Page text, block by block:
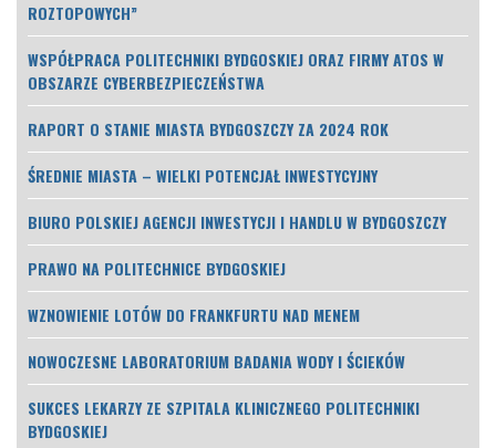
ROZTOPOWYCH”
WSPÓŁPRACA POLITECHNIKI BYDGOSKIEJ ORAZ FIRMY ATOS W
OBSZARZE CYBERBEZPIECZEŃSTWA
RAPORT O STANIE MIASTA BYDGOSZCZY ZA 2024 ROK
ŚREDNIE MIASTA – WIELKI POTENCJAŁ INWESTYCYJNY
BIURO POLSKIEJ AGENCJI INWESTYCJI I HANDLU W BYDGOSZCZY
PRAWO NA POLITECHNICE BYDGOSKIEJ
WZNOWIENIE LOTÓW DO FRANKFURTU NAD MENEM
NOWOCZESNE LABORATORIUM BADANIA WODY I ŚCIEKÓW
SUKCES LEKARZY ZE SZPITALA KLINICZNEGO POLITECHNIKI
BYDGOSKIEJ